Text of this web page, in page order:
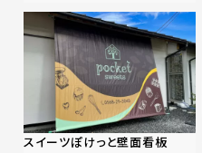
スイーツぽけっと壁面看板